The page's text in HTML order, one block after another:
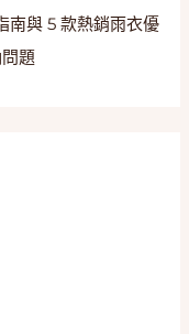
南與 5 款熱銷雨衣優
題